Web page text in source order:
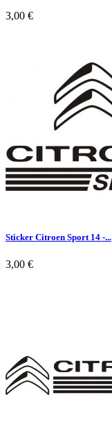
3,00 €
Sticker Citroen Sport 14 -...
3,00 €